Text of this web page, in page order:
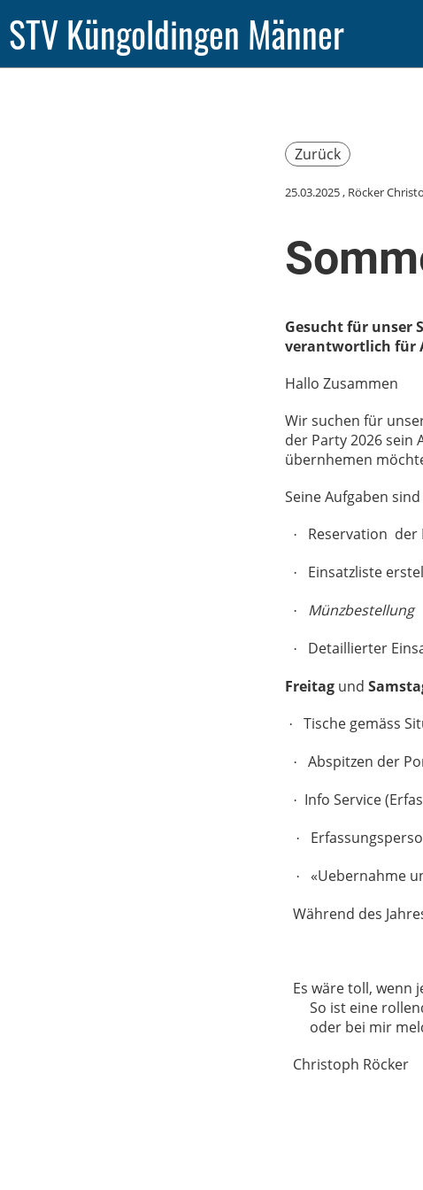
STV Küngoldingen Männer
Zurück
25.03.2025, Röcker
Gesucht für unser
verantwortlich für
Hallo Zusammen
Wir suchen für
der Party 2026 sein
übernhemen
Seine Aufgaben
· Reservation der
· Einsatzliste
· Münzbestellung
· Detaillierter
Freitagund
· Tische gemäss
· Abspitzen der
· Info Service
·
·
«Uebernahme
Während des
Es wäre toll, wenn
So ist eine
oder bei mir
Christoph Röcker